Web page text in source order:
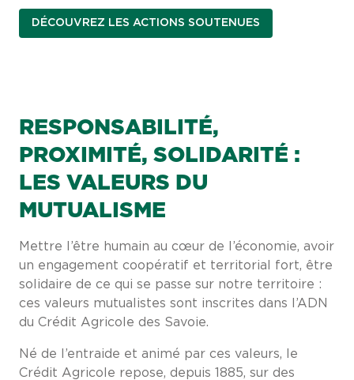
DÉCOUVREZ LES ACTIONS SOUTENUES
RESPONSABILITÉ,
PROXIMITÉ, SOLIDARITÉ :
LES VALEURS DU
MUTUALISME
Mettre l’être humain au cœur de l’économie, avoir
un engagement coopératif et territorial fort, être
solidaire de ce qui se passe sur notre territoire :
ces valeurs mutualistes sont inscrites dans l’ADN
du Crédit Agricole des Savoie.
Né de l’entraide et animé par ces valeurs, le
Crédit Agricole repose, depuis 1885, sur des